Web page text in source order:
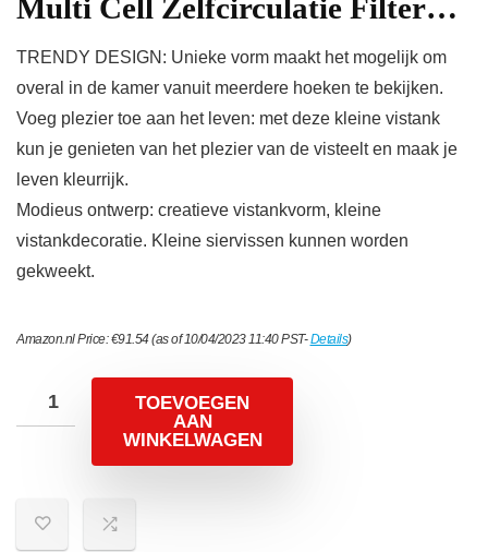
Multi Cell Zelfcirculatie Filter…
TRENDY DESIGN: Unieke vorm maakt het mogelijk om
overal in de kamer vanuit meerdere hoeken te bekijken.
Voeg plezier toe aan het leven: met deze kleine vistank
kun je genieten van het plezier van de visteelt en maak je
leven kleurrijk.
Modieus ontwerp: creatieve vistankvorm, kleine
vistankdecoratie. Kleine siervissen kunnen worden
gekweekt.
Amazon.nl Price:€91.54(as of 10/04/2023 11:40 PST-Details)
TOEVOEGEN
AAN
WINKELWAGEN